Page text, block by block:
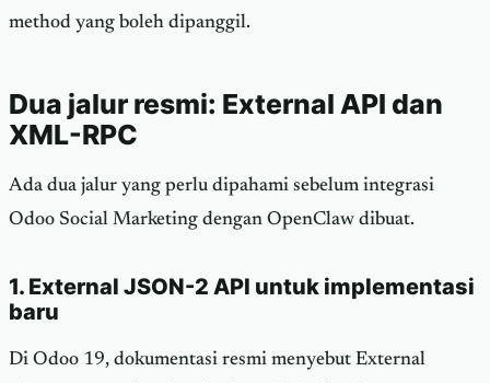
method yang boleh dipanggil.
Dua jalur resmi: External API dan
XML-RPC
Ada dua jalur yang perlu dipahami sebelum integrasi
Odoo Social Marketing dengan OpenClaw dibuat.
1. External JSON-2 API untuk implementasi
baru
Di Odoo 19, dokumentasi resmi menyebut External